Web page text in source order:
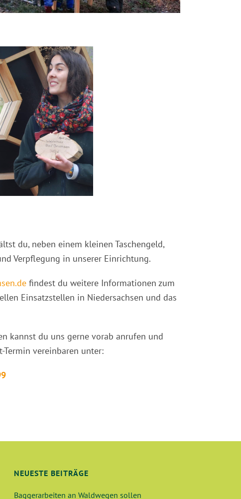
du, neben einem kleinen Taschengeld,
Verpflegung in unserer Einrichtung.
findest du weitere Informationen zum
Einsatzstellen in Niedersachsen und das
kannst du uns gerne vorab anrufen und
Termin vereinbaren unter:
NEUESTE BEITRÄGE
Baggerarbeiten an Waldwegen sollen